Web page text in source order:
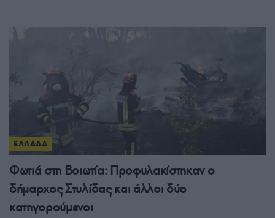
ΕΛΛΑΔΑ
Φωτιά στη Βοιωτία: Προφυλακίστηκαν ο
δήμαρχος Στυλίδας και άλλοι δύο
κατηγορούμενοι